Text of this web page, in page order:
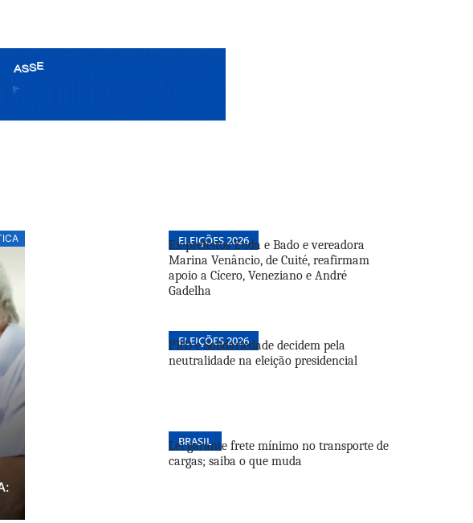
ELEIÇÕES 2026
Ex-prefeitos Euda e Bado e vereadora
Marina Venâncio, de Cuité, reafirmam
apoio a Cícero, Veneziano e André
Gadelha
ELEIÇÕES 2026
PRD e Solidariedade decidem pela
neutralidade na eleição presidencial
BRASIL
Lei garante frete mínimo no transporte de
cargas; saiba o que muda